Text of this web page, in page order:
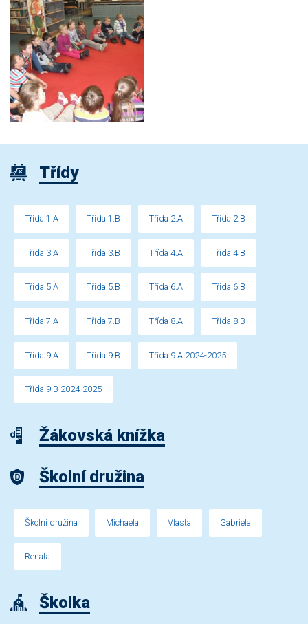
Třídy
Třída 1.A Třída 1.B Třída 2.A Třída 2.B
Třída 3.A Třída 3.B Třída 4.A Třída 4.B
Třída 5.A Třída 5.B Třída 6.A Třída 6.B
Třída 7.A Třída 7.B Třída 8.A Třída 8.B
Třída 9.A Třída 9.B Třída 9.A 2024-2025
Třída 9.B 2024-2025
Žákovská knížka
Školní družina
Školní družina Michaela Vlasta Gabriela
Renata
Školka